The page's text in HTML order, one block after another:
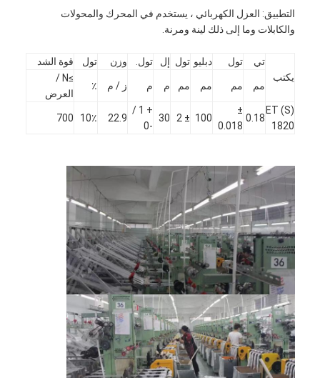
التطبيق: العزل الكهربائي ، يستخدم في المحرك والمحولات
والكابلات وما إلى ذلك لينة ومرنة.
يكتب
تي تول دبليو تول إل تول. وزن تول قوة الشد
مم مم مم مم م م ز / م ٪
≥N /
العرض
ET (S)
1820
0.18
±
0.018
100
± 2
30
+ 1 /
-0
22.9 10٪ 700